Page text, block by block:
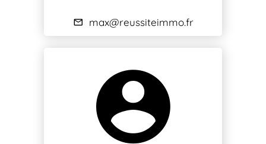
max@reussiteimmo.fr